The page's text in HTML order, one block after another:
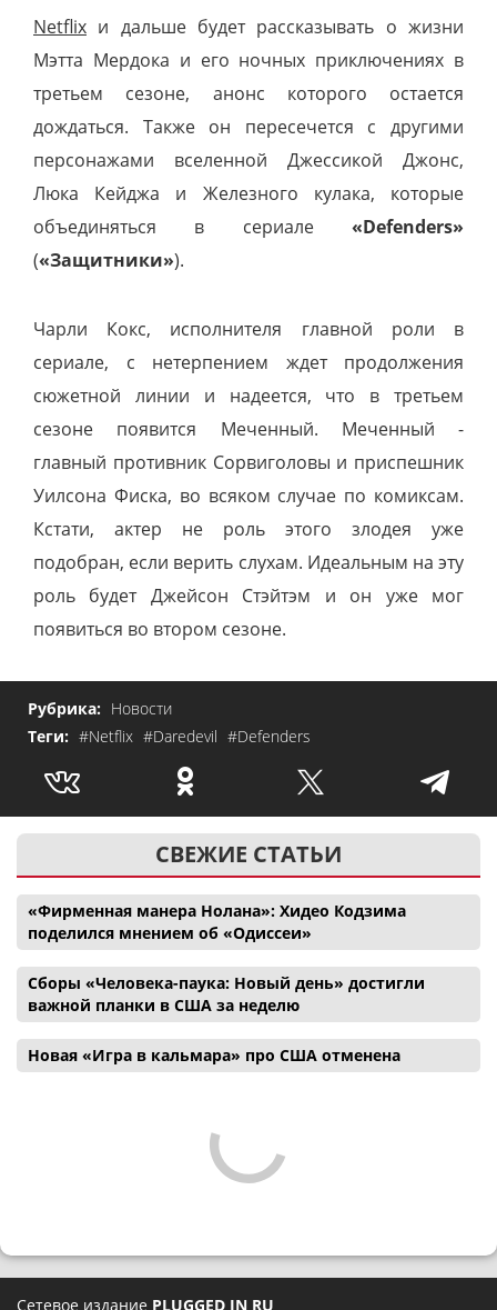
Netflix и дальше будет рассказывать о жизни
Мэтта Мердока и его ночных приключениях в
третьем сезоне, анонс которого остается
дождаться. Также он пересечется с другими
персонажами вселенной Джессикой Джонс,
Люка Кейджа и Железного кулака, которые
объединяться в сериале «Defenders»
(«Защитники»).
Чарли Кокс, исполнителя главной роли в
сериале, с нетерпением ждет продолжения
сюжетной линии и надеется, что в третьем
сезоне появится Меченный. Меченный -
главный противник Сорвиголовы и приспешник
Уилсона Фиска, во всяком случае по комиксам.
Кстати, актер не роль этого злодея уже
подобран, если верить слухам. Идеальным на эту
роль будет Джейсон Стэйтэм и он уже мог
появиться во втором сезоне.
Рубрика: Новости
Теги: #Netflix #Daredevil #Defenders
СВЕЖИЕ СТАТЬИ
«Фирменная манера Нолана»: Хидео Кодзима
поделился мнением об «Одиссеи»
Сборы «Человека-паука: Новый день» достигли
важной планки в США за неделю
Новая «Игра в кальмара» про США отменена
Сетевое издание PLUGGED IN RU